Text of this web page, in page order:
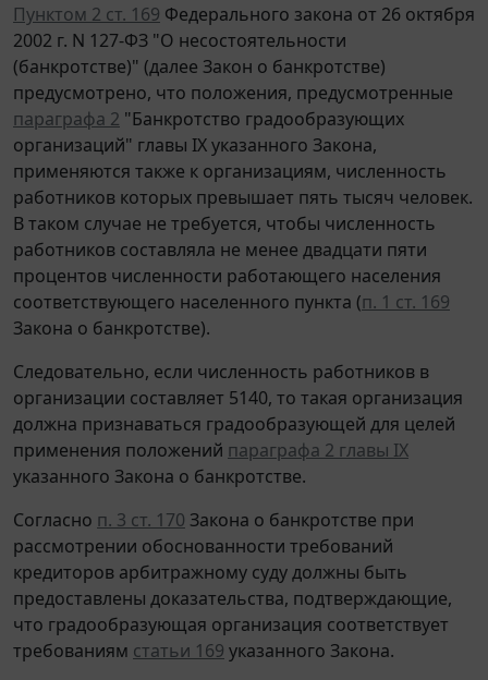
Пунктом 2 ст. 169 Федерального закона от 26 октября
2002 г. N 127-ФЗ "О несостоятельности
(банкротстве)" (далее Закон о банкротстве)
предусмотрено, что положения, предусмотренные
параграфа 2 "Банкротство градообразующих
организаций" главы IX указанного Закона,
применяются также к организациям, численность
работников которых превышает пять тысяч человек.
В таком случае не требуется, чтобы численность
работников составляла не менее двадцати пяти
процентов численности работающего населения
соответствующего населенного пункта (п. 1 ст. 169
Закона о банкротстве).
Следовательно, если численность работников в
организации составляет 5140, то такая организация
должна признаваться градообразующей для целей
применения положений параграфа 2 главы IX
указанного Закона о банкротстве.
Согласно п. 3 ст. 170 Закона о банкротстве при
рассмотрении обоснованности требований
кредиторов арбитражному суду должны быть
предоставлены доказательства, подтверждающие,
что градообразующая организация соответствует
требованиям статьи 169 указанного Закона.